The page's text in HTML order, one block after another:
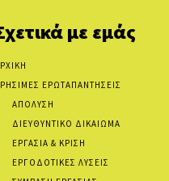
με εμάς
ΕΡΩΤΑΠΑΝΤΗΣΕΙΣ
ΑΠΟΛΥΣΗ
ΔΙΕΥΘΥΝΤΙΚΟ ΔΙΚΑΙΩΜΑ
ΕΡΓΑΣΙΑ & ΚΡΙΣΗ
ΕΡΓΟΔΟΤΙΚΕΣ ΛΥΣΕΙΣ